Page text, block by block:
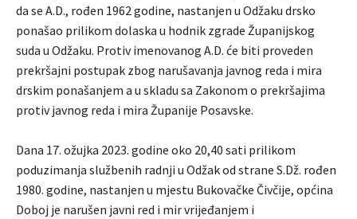
da se A.D., rođen 1962 godine, nastanjen u Odžaku drsko
ponašao prilikom dolaska u hodnik zgrade Županijskog
suda u Odžaku. Protiv imenovanog A.D. će biti proveden
prekršajni postupak zbog narušavanja javnog reda i mira
drskim ponašanjem a u skladu sa Zakonom o prekršajima
protiv javnog reda i mira Županije Posavske.
Dana 17. ožujka 2023. godine oko 20,40 sati prilikom
poduzimanja službenih radnji u Odžak od strane S.Dž. rođen
1980. godine, nastanjen u mjestu Bukovačke Čivčije, općina
Doboj je narušen javni red i mir vrijeđanjem i